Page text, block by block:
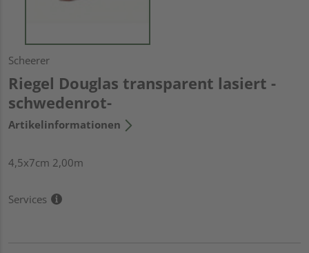
Scheerer
Riegel Douglas transparent lasiert -
schwedenrot-
Artikelinformationen
4,5x7cm 2,00m
Services